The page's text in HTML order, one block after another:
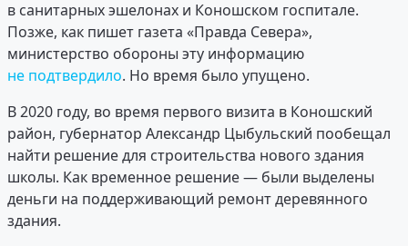
в санитарных эшелонах и Коношском госпитале.
Позже, как пишет газета «Правда Севера»,
министерство обороны эту информацию
не подтвердило. Но время было упущено.
В 2020 году, во время первого визита в Коношский
район, губернатор Александр Цыбульский пообещал
найти решение для строительства нового здания
школы. Как временное решение — были выделены
деньги на поддерживающий ремонт деревянного
здания.